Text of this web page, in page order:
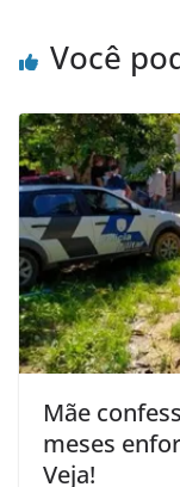
Você
Mãe
meses
Veja!